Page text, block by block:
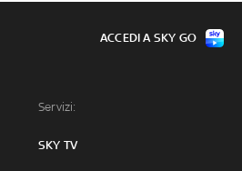
Servizi:
SKY TV
ACCEDI A SKY GO